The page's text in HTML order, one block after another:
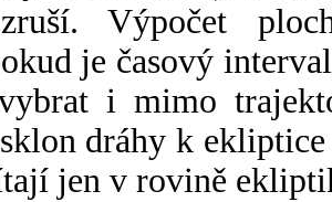
Výpočet
je časový
i mimo
dráhy k
jen v rovině